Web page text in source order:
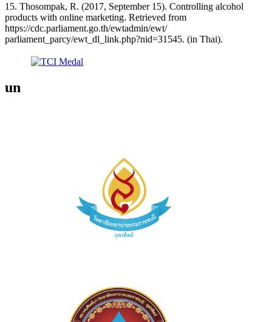
15. Thosompak, R. (2017, September 15). Controlling alcohol
products with online marketing. Retrieved from
https://cdc.parliament.go.th/ewtadmin/ewt/
parliament_parcy/ewt_dl_link.php?nid=31545. (in Thai).
un